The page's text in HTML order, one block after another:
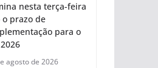
nesta terça-feira
o prazo de
para o
agosto de 2026